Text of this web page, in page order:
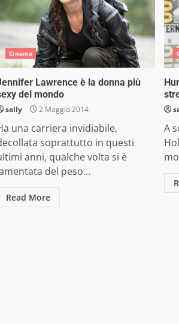
Cinema
Lawrence è la donna più
del mondo
sally 2 Maggio 2014
una carriera invidiabile,
soprattutto in questi
anni, qualche volta si è
del peso...
Read More
A